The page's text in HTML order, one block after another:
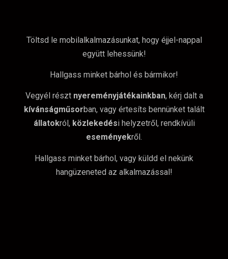
Töltsd le mobilalkalmazásunkat, hogy éjjel-nappal
együtt lehessünk!
Hallgass minket bárhol és bármikor!
Vegyél részt nyereményjátékainkban, kérj dalt a
kívánságműsorban, vagy értesíts bennünket talált
állatokról, közlekedési helyzetről, rendkívüli
eseményekről.
Hallgass minket bárhol, vagy küldd el nekünk
hangüzeneted az alkalmazással!